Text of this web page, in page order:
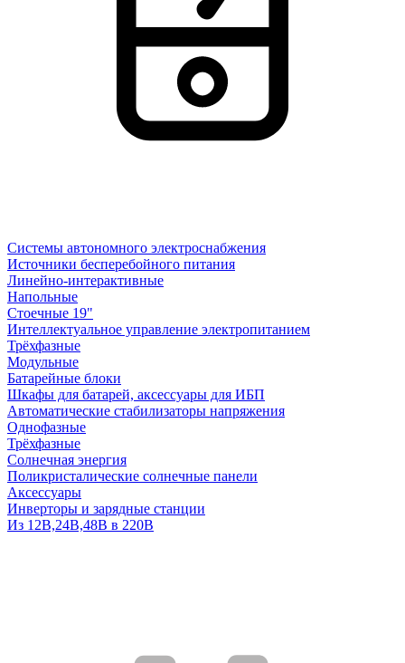
Системы автономного электроснабжения
Источники бесперебойного питания
Линейно-интерактивные
Напольные
Стоечные 19"
Интеллектуальное управление электропитанием
Трёхфазные
Модульные
Батарейные блоки
Шкафы для батарей, аксессуары для ИБП
Автоматические стабилизаторы напряжения
Однофазные
Трёхфазные
Солнечная энергия
Поликристалические солнечные панели
Аксессуары
Инверторы и зарядные станции
Из 12В,24В,48В в 220В